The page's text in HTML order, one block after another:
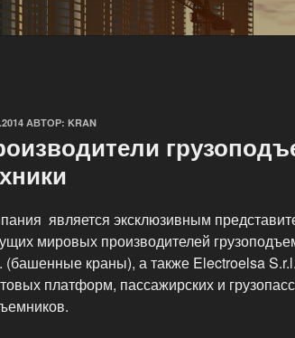
АВТОР: KRAN
является эксклюзивным
мировых производителей
(башенные краны), а также Electroelsa
платформ, пассажирских и